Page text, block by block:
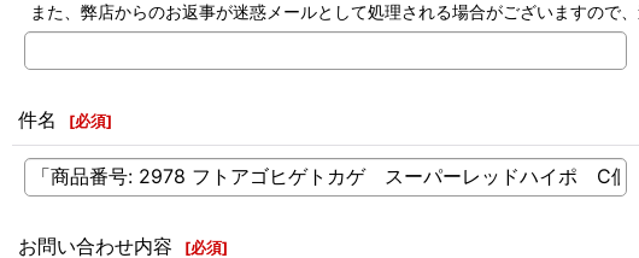
また、弊店からのお返事が迷惑メールとして処理される場合がございますので
件名 [必須]
お問い合わせ内容 [必須]